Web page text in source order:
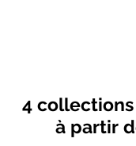
4
à partir